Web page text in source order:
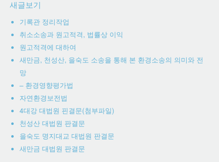
새글보기
기록관 정리작업
취소소송과 원고적격, 법률상 이익
원고적격에 대하여
새만금, 천성산, 을숙도 소송을 통해 본 환경소송의 의미와 전
망
– 환경영향평가법
자연환경보전법
4대강 대법원 핀결문(첨부파일)
천성산 대법원 판결문
을숙도 명지대교 대법원 판결문
새만금 대법원 판결문